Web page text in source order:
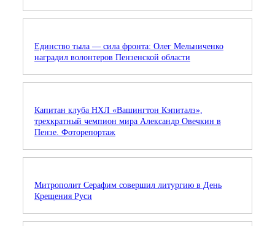
Единство тыла — сила фронта: Олег Мельниченко
наградил волонтеров Пензенской области
Капитан клуба НХЛ «Вашингтон Кэпиталз»,
трехкратный чемпион мира Александр Овечкин в
Пензе. Фоторепортаж
Митрополит Серафим совершил литургию в День
Крещения Руси